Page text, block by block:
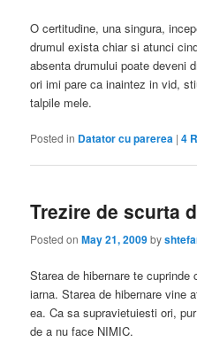
O certitudine, una singura,
drumul exista chiar si atunci
absenta drumului poate deveni
ori imi pare ca inaintez in vid,
talpile mele.
Posted in Datator cu parerea |4
Trezire de scurta
Posted onMay 21, 2009by
Starea de hibernare te
iarna. Starea de hibernare vine
ea. Ca sa supravietuiesti ori,
de a nu face NIMIC.